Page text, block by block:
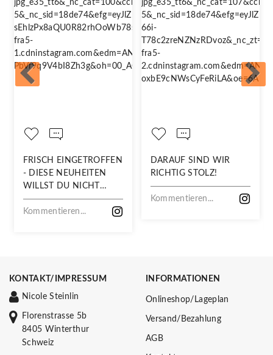
FRISCH EINGETROFFEN
- DIESE NEUHEITEN
WILLST DU NICHT
VERPASSEN!
Kommentieren...
DARAUF SIND WIR
RICHTIG STOLZ!
Kommentieren...
KONTAKT/IMPRESSUM
Nicole Steinlin
Florenstrasse 5b
8405 Winterthur
Schweiz
INFORMATIONEN
Onlineshop/Lageplan
Versand/Bezahlung
AGB